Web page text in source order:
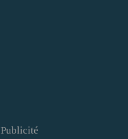
Publicité